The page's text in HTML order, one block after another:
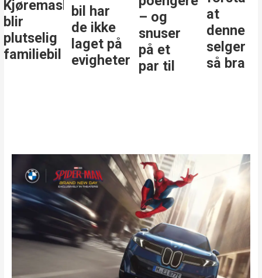
Kjøremaskinen
blir
plutselig
familiebil
bil har
de ikke
laget på
evigheter
– og
snuser
på et
par til
at
denne
selger
så bra